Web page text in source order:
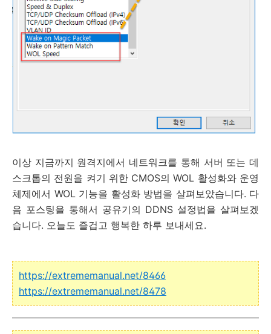
이상 지금까지 원격지에서 네트워크를 통해 서버 또는 데
스크톱의 전원을 켜기 위한 CMOS의 WOL 활성화와 운영
체제에서 WOL 기능을 활성화 방법을 살펴보았습니다. 다
음 포스팅을 통해서 공유기의 DDNS 설정법을 살펴보겠
습니다. 오늘도 즐겁고 행복한 하루 보내세요.
https://extrememanual.net/8466
https://extrememanual.net/8478